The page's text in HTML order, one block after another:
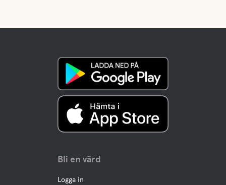
Bli en värd
Logga in